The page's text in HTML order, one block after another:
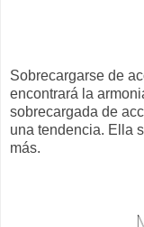
Sobrecargarse de
encontrará la
sobrecargada de
una tendencia. Ella
más.